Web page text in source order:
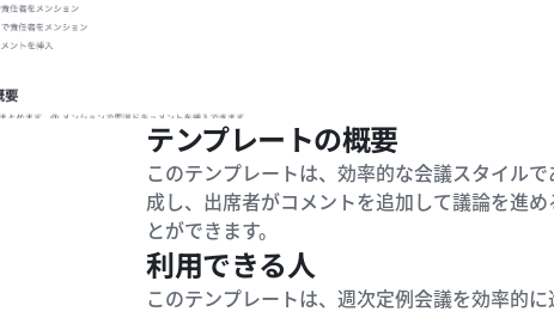
テンプレートの概要
このテンプレートは、効率的な会議スタイル
成し、出席者がコメントを追加して議論を進
とができます。
利用できる人
このテンプレートは、週次定例会議を効率的